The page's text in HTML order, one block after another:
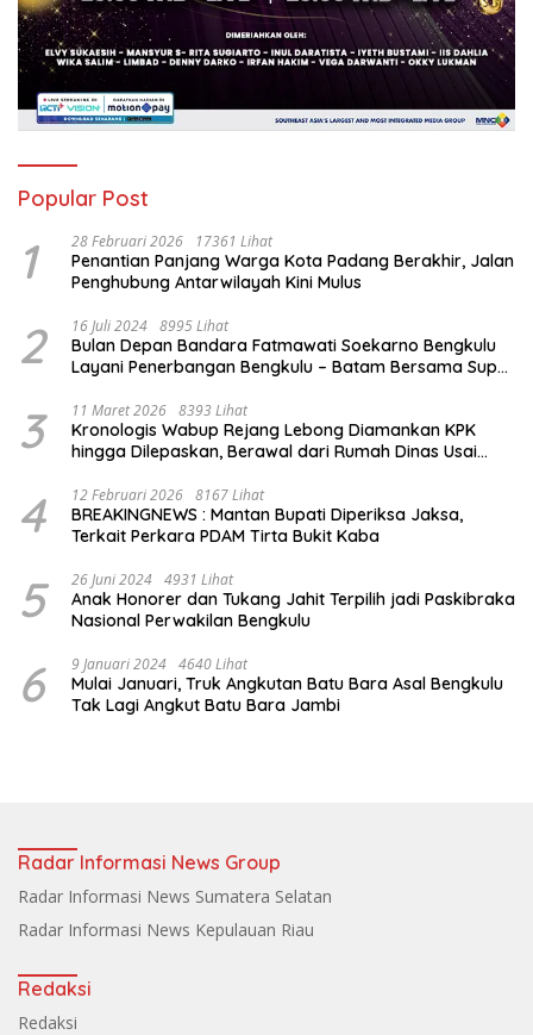
Popular Post
1 28 Februari 2026 17361 Lihat
Penantian Panjang Warga Kota Padang Berakhir, Jalan
Penghubung Antarwilayah Kini Mulus
2 16 Juli 2024 8995 Lihat
Bulan Depan Bandara Fatmawati Soekarno Bengkulu
Layani Penerbangan Bengkulu – Batam Bersama Super
3 11 Maret 2026 8393 Lihat
Kronologis Wabup Rejang Lebong Diamankan KPK
hingga Dilepaskan, Berawal dari Rumah Dinas Usai
4 12 Februari 2026 8167 Lihat
BREAKINGNEWS : Mantan Bupati Diperiksa Jaksa,
Terkait Perkara PDAM Tirta Bukit Kaba
5 26 Juni 2024 4931 Lihat
Anak Honorer dan Tukang Jahit Terpilih jadi Paskibraka
Nasional Perwakilan Bengkulu
6 9 Januari 2024 4640 Lihat
Mulai Januari, Truk Angkutan Batu Bara Asal Bengkulu
Tak Lagi Angkut Batu Bara Jambi
Radar Informasi News Group
Radar Informasi News Sumatera Selatan
Radar Informasi News Kepulauan Riau
Redaksi
Redaksi